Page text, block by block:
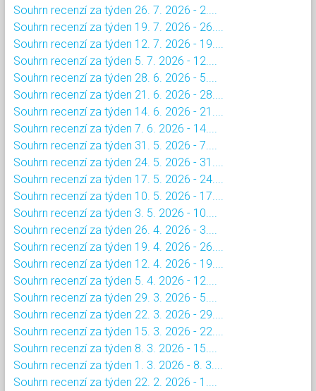
Souhrn recenzí za týden 26. 7. 2026 - 2....
Souhrn recenzí za týden 19. 7. 2026 - 26....
Souhrn recenzí za týden 12. 7. 2026 - 19....
Souhrn recenzí za týden 5. 7. 2026 - 12....
Souhrn recenzí za týden 28. 6. 2026 - 5....
Souhrn recenzí za týden 21. 6. 2026 - 28....
Souhrn recenzí za týden 14. 6. 2026 - 21....
Souhrn recenzí za týden 7. 6. 2026 - 14....
Souhrn recenzí za týden 31. 5. 2026 - 7....
Souhrn recenzí za týden 24. 5. 2026 - 31....
Souhrn recenzí za týden 17. 5. 2026 - 24....
Souhrn recenzí za týden 10. 5. 2026 - 17....
Souhrn recenzí za týden 3. 5. 2026 - 10....
Souhrn recenzí za týden 26. 4. 2026 - 3....
Souhrn recenzí za týden 19. 4. 2026 - 26....
Souhrn recenzí za týden 12. 4. 2026 - 19....
Souhrn recenzí za týden 5. 4. 2026 - 12....
Souhrn recenzí za týden 29. 3. 2026 - 5....
Souhrn recenzí za týden 22. 3. 2026 - 29....
Souhrn recenzí za týden 15. 3. 2026 - 22....
Souhrn recenzí za týden 8. 3. 2026 - 15....
Souhrn recenzí za týden 1. 3. 2026 - 8. 3....
Souhrn recenzí za týden 22. 2. 2026 - 1....